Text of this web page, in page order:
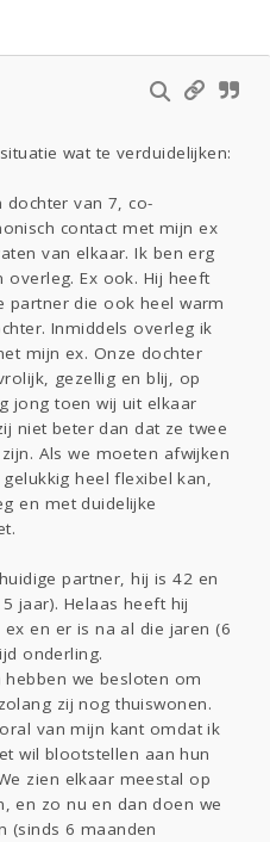
wat te verduidelijken:
van 7, co-
contact met mijn ex
van elkaar. Ik ben erg
Ex ook. Hij heeft
partner die ook heel warm
Inmiddels overleg ik
mijn ex. Onze dochter
gezellig en blij, op
jong toen wij uit elkaar
niet beter dan dat ze twee
Als we moeten afwijken
heel flexibel kan,
en met duidelijke
partner, hij is 42 en
jaar). Helaas heeft hij
en er is na al die jaren (6
onderling.
we besloten om
zij nog thuiswonen.
van mijn kant omdat ik
wil blootstellen aan hun
zien elkaar meestal op
en zo nu en dan doen we
(sinds 6 maanden